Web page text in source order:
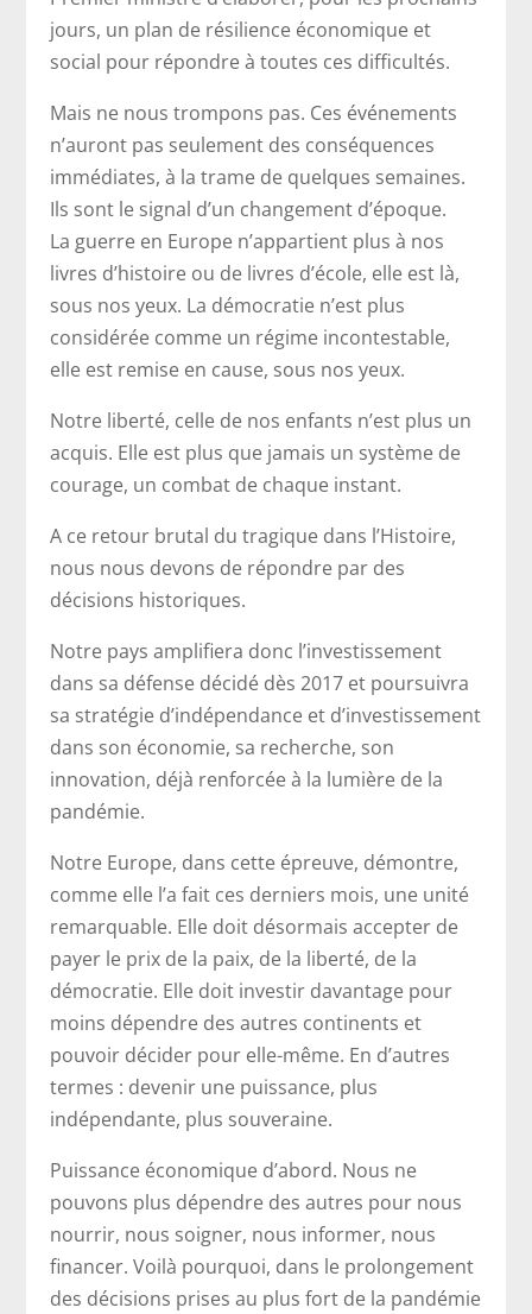
jours, un plan de résilience économique et
social pour répondre à toutes ces difficultés.
Mais ne nous trompons pas. Ces événements
n’auront pas seulement des conséquences
immédiates, à la trame de quelques semaines.
Ils sont le signal d’un changement d’époque.
La guerre en Europe n’appartient plus à nos
livres d’histoire ou de livres d’école, elle est là,
sous nos yeux. La démocratie n’est plus
considérée comme un régime incontestable,
elle est remise en cause, sous nos yeux.
Notre liberté, celle de nos enfants n’est plus un
acquis. Elle est plus que jamais un système de
courage, un combat de chaque instant.
A ce retour brutal du tragique dans l’Histoire,
nous nous devons de répondre par des
décisions historiques.
Notre pays amplifiera donc l’investissement
dans sa défense décidé dès 2017 et poursuivra
sa stratégie d’indépendance et d’investissement
dans son économie, sa recherche, son
innovation, déjà renforcée à la lumière de la
pandémie.
Notre Europe, dans cette épreuve, démontre,
comme elle l’a fait ces derniers mois, une unité
remarquable. Elle doit désormais accepter de
payer le prix de la paix, de la liberté, de la
démocratie. Elle doit investir davantage pour
moins dépendre des autres continents et
pouvoir décider pour elle-même. En d’autres
termes : devenir une puissance, plus
indépendante, plus souveraine.
Puissance économique d’abord. Nous ne
pouvons plus dépendre des autres pour nous
nourrir, nous soigner, nous informer, nous
financer. Voilà pourquoi, dans le prolongement
des décisions prises au plus fort de la pandémie